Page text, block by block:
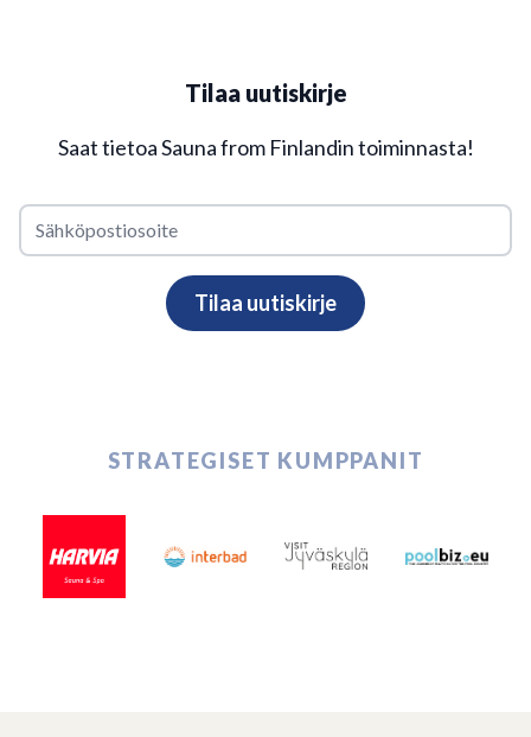
Tilaa uutiskirje
Saat tietoa Sauna from Finlandin toiminnasta!
STRATEGISET KUMPPANIT